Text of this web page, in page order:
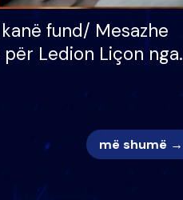
fund/ Mesazhe
Ledion Liçon nga
më shumë →